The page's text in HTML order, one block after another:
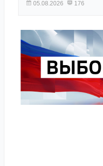
05.08.2026 176